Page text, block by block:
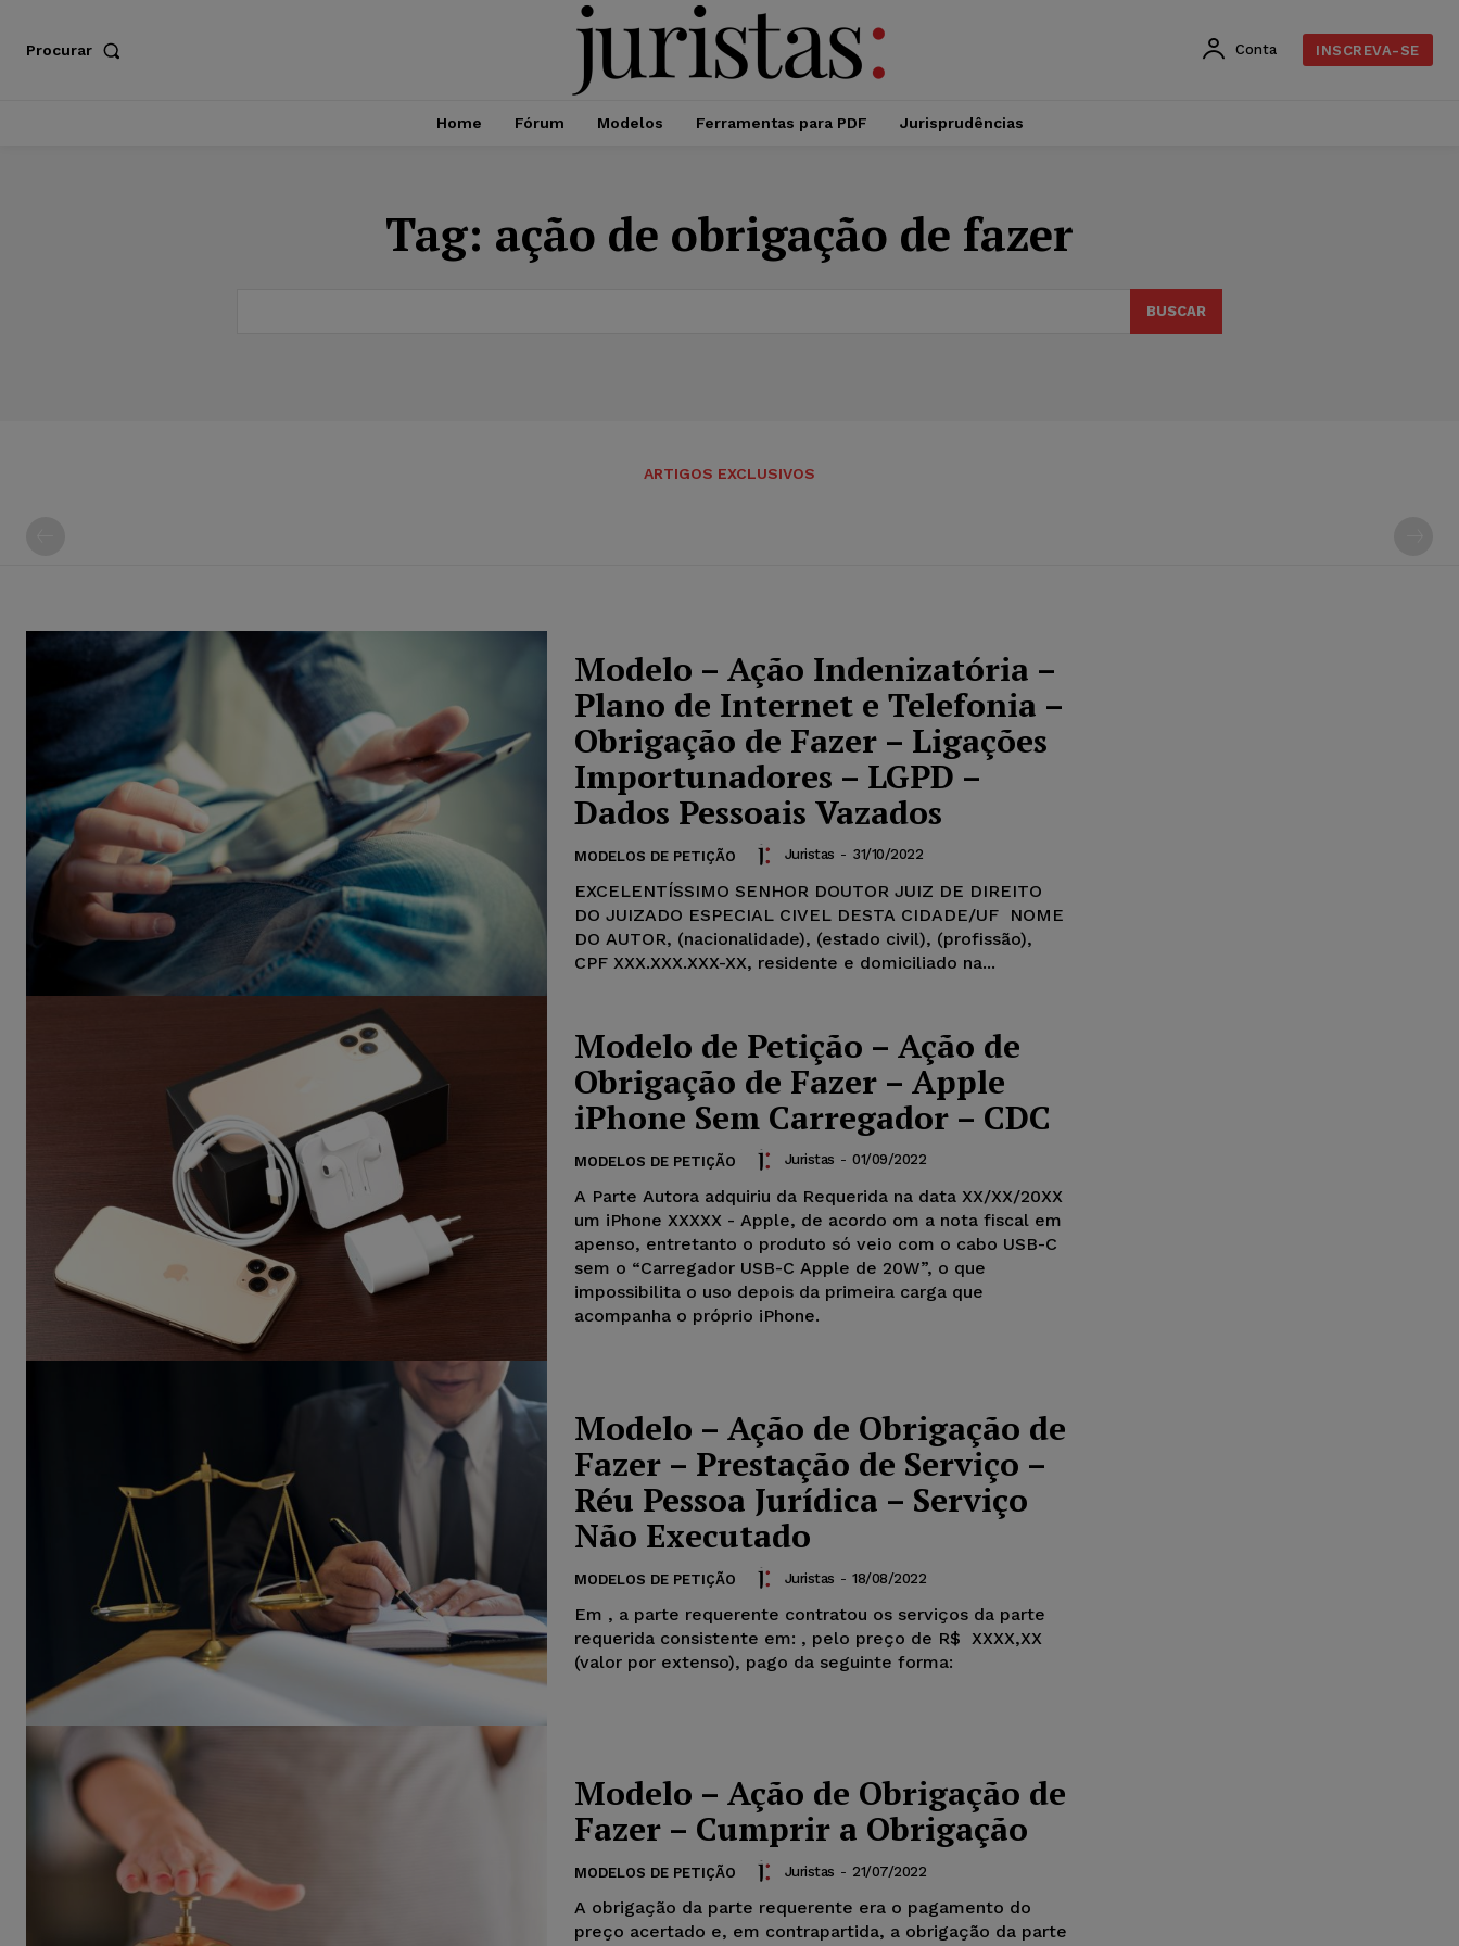
Procurar Conta INSCREVA-SE
Home Fórum Modelos Ferramentas para PDF Jurisprudências
Tag: ação de obrigação de fazer
BUSCAR
ARTIGOS EXCLUSIVOS
Modelo – Ação Indenizatória –
Plano de Internet e Telefonia –
Obrigação de Fazer – Ligações
Importunadores – LGPD –
Dados Pessoais Vazados
MODELOS DE PETIÇÃO Juristas - 31/10/2022
EXCELENTÍSSIMO SENHOR DOUTOR JUIZ DE DIREITO
DO JUIZADO ESPECIAL CIVEL DESTA CIDADE/UF NOME
DO AUTOR, (nacionalidade), (estado civil), (profissão),
CPF XXX.XXX.XXX-XX, residente e domiciliado na...
Modelo de Petição – Ação de
Obrigação de Fazer – Apple
iPhone Sem Carregador – CDC
MODELOS DE PETIÇÃO Juristas - 01/09/2022
A Parte Autora adquiriu da Requerida na data XX/XX/20XX
um iPhone XXXXX - Apple, de acordo om a nota fiscal em
apenso, entretanto o produto só veio com o cabo USB-C
sem o “Carregador USB-C Apple de 20W”, o que
impossibilita o uso depois da primeira carga que
acompanha o próprio iPhone.
Modelo – Ação de Obrigação de
Fazer – Prestação de Serviço –
Réu Pessoa Jurídica – Serviço
Não Executado
MODELOS DE PETIÇÃO Juristas - 18/08/2022
Em , a parte requerente contratou os serviços da parte
requerida consistente em: , pelo preço de R$ XXXX,XX
(valor por extenso), pago da seguinte forma:
Modelo – Ação de Obrigação de
Fazer – Cumprir a Obrigação
MODELOS DE PETIÇÃO Juristas - 21/07/2022
A obrigação da parte requerente era o pagamento do
preço acertado e, em contrapartida, a obrigação da parte